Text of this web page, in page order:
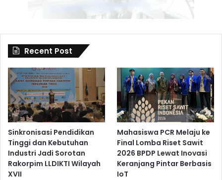
Recent Post
Sinkronisasi Pendidikan
Tinggi dan Kebutuhan
Industri Jadi Sorotan
Rakorpim LLDIKTI Wilayah
XVII
Mahasiswa PCR Melaju ke
Final Lomba Riset Sawit
2026 BPDP Lewat Inovasi
Keranjang Pintar Berbasis
IoT